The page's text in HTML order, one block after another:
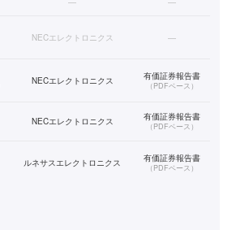
NECエレクトロニクス —
NECエレクトロニクス 有価証券報告書
（PDFベース）
NECエレクトロニクス 有価証券報告書
（PDFベース）
ルネサスエレクトロニクス 有価証券報告書
（PDFベース）